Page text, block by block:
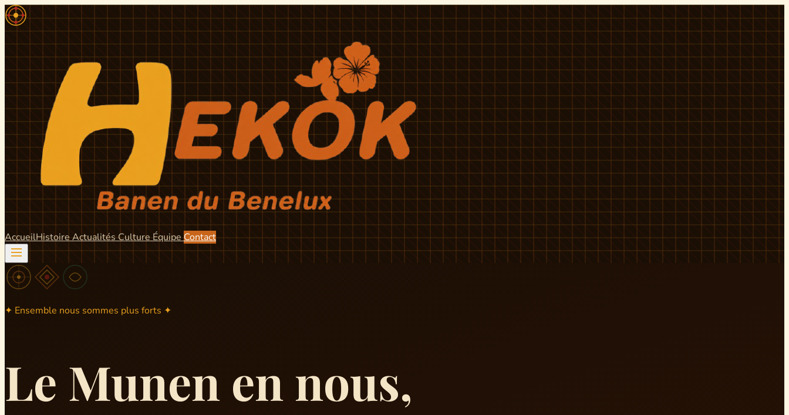
AccueilHistoire ActualitésCulture Équipe Contact
✦ Ensemble nous sommes plus forts ✦
Le Munen en nous,